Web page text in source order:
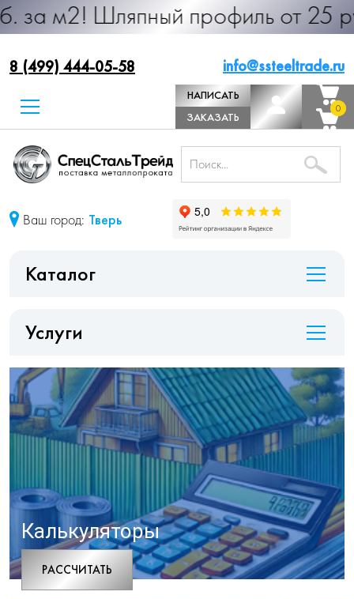
профиль от 25 руб. за
8 (499) 444-05-58 info@ssteeltrade.ru
НАПИСАТЬ
ДИРЕКТОРУ
ЗАКАЗАТЬ
ЗВОНОК
0
0
Ваш город: Тверь
Каталог
Услуги
Калькуляторы
РАCСЧИТАТЬ